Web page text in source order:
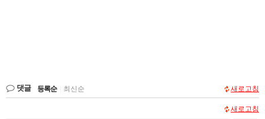
댓글 등록순 최신순 새로고침
새로고침